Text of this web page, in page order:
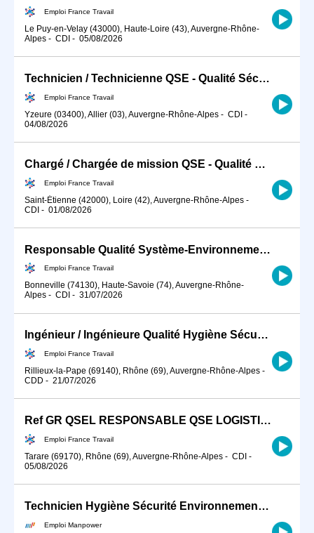
Emploi France Travail
Le Puy-en-Velay (43000), Haute-Loire (43), Auvergne-Rhône-
Alpes - CDI - 05/08/2026
Technicien / Technicienne QSE - Qualité Sécurité Environnement BT (H/F)
Emploi France Travail
Yzeure (03400), Allier (03), Auvergne-Rhône-Alpes - CDI -
04/08/2026
Chargé / Chargée de mission QSE - Qualité Sécurité Environnement (H/F)
Emploi France Travail
Saint-Étienne (42000), Loire (42), Auvergne-Rhône-Alpes -
CDI - 01/08/2026
Responsable Qualité Système-Environnement CDI H/F (H/F)
Emploi France Travail
Bonneville (74130), Haute-Savoie (74), Auvergne-Rhône-
Alpes - CDI - 31/07/2026
Ingénieur / Ingénieure Qualité Hygiène Sécurité Environnement (QH (H/F)
Emploi France Travail
Rillieux-la-Pape (69140), Rhône (69), Auvergne-Rhône-Alpes -
CDD - 21/07/2026
Ref GR QSEL RESPONSABLE QSE LOGISTIQUE ENTREPOTS (H/F)
Emploi France Travail
Tarare (69170), Rhône (69), Auvergne-Rhône-Alpes - CDI -
05/08/2026
Technicien Hygiène Sécurité Environnement (HSE) (H/F)
Emploi Manpower